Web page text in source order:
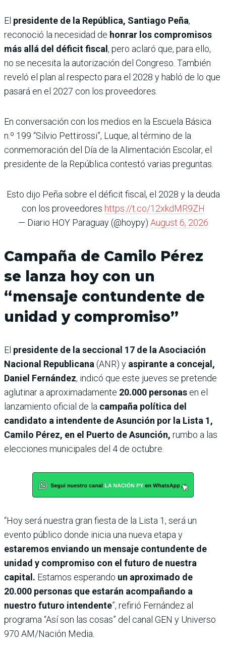
El presidente de la República, Santiago Peña,
reconoció la necesidad de honrar los compromisos
más allá del déficit fiscal , pero aclaró que, para ello,
no se necesita la autorización del Congreso. También
reveló el plan al respecto para el 2028 y habló de lo que
pasará en el 2027 con los proveedores.
En conversación con los medios en la Escuela Básica
n.º 199 “Silvio Pettirossi”, Luque, al término de la
conmemoración del Día de la Alimentación Escolar, el
presidente de la República contestó varias preguntas.
Esto dijo Peña sobre el déficit fiscal, el 2028 y la deuda
con los proveedores https://t.co/12xkdMR9ZH
— Diario HOY Paraguay (@hoypy) August 6, 2026
Campaña de Camilo Pérez
se lanza hoy con un
“mensaje contundente de
unidad y compromiso”
El presidente de la seccional 17 de la Asociación
Nacional Republicana (ANR) y aspirante a concejal,
Daniel Fernández, indicó que este jueves se pretende
aglutinar a aproximadamente 20.000 personas en el
lanzamiento oficial de la campaña política del
candidato a intendente de Asunción por la Lista 1,
Camilo Pérez, en el Puerto de Asunción, rumbo a las
elecciones municipales del 4 de octubre.
“Hoy será nuestra gran fiesta de la Lista 1, será un
evento público donde inicia una nueva etapa y
estaremos enviando un mensaje contundente de
unidad y compromiso con el futuro de nuestra
capital. Estamos esperando un aproximado de
20.000 personas que estarán acompañando a
nuestro futuro intendente”, refirió Fernández al
programa “Así son las cosas” del canal GEN y Universo
970 AM/Nación Media.